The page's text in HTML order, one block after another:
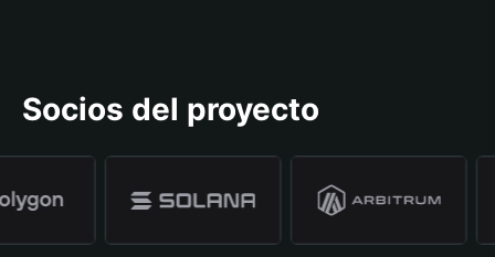
Socios del proyecto